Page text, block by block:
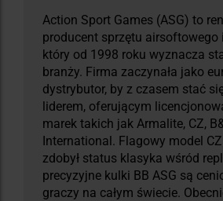
Action Sport Games (ASG) to
producent sprzętu airsoftowego
który od 1998 roku wyznacza
branży. Firma zaczynała jako
dystrybutor, by z czasem stać
liderem, oferującym
marek takich jak Armalite, CZ,
International. Flagowy model
zdobył status klasyka wśród
precyzyjne kulki BB ASG są
graczy na całym świecie.